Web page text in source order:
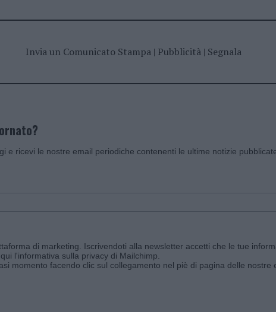
Invia un Comunicato Stampa| Pubblicità| Segnala
e ricevi le nostre email periodiche contenenti le ultime notizie
di marketing. Iscrivendoti alla newsletter accetti che le tue
l'informativa sulla privacy di Mailchimp
momento facendo clic sul collegamento nel piè di pagina delle nostre